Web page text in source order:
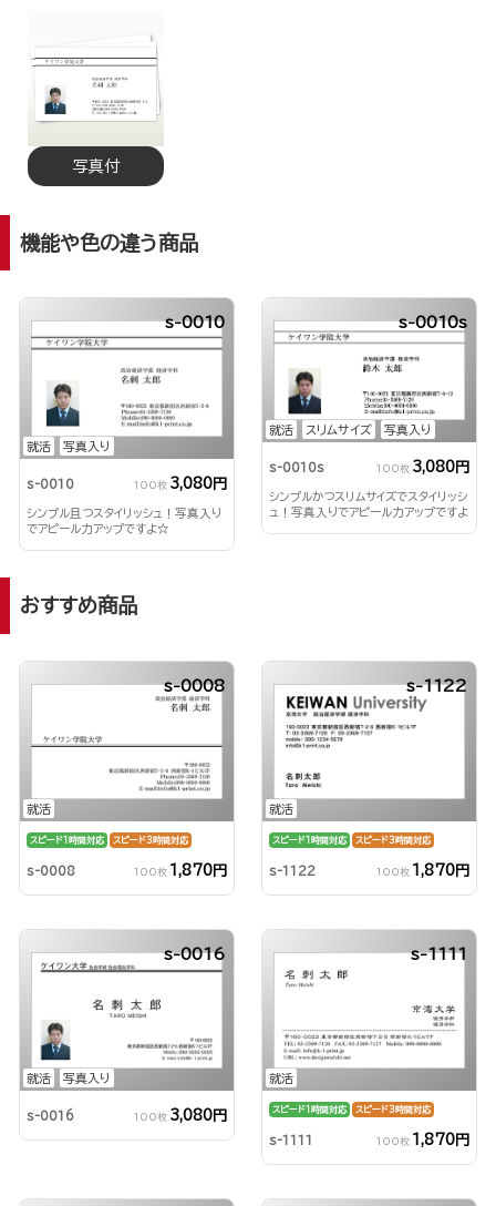
写真付
機能や色の違う商品
就活 写真入り
s-0010
s-0010 100枚 3,080円
シンプル且つスタイリッシュ！写真入り
でアピール力アップですよ☆
就活 スリムサイズ 写真入り
s-0010s
s-0010s 100枚 3,080円
シンプルかつスリムサイズでスタイリッシ
ュ！写真入りでアピール力アップですよ
おすすめ商品
就活
s-0008
スピード1時間対応 スピード3時間対応
s-0008 100枚 1,870円
就活
s-1122
スピード1時間対応 スピード3時間対応
s-1122 100枚 1,870円
就活 写真入り
s-0016
s-0016 100枚 3,080円
就活
s-1111
スピード1時間対応 スピード3時間対応
s-1111 100枚 1,870円